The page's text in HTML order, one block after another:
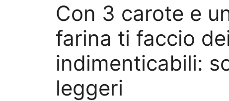
Con 3 carote e
farina ti faccio
indimenticabili:
leggeri